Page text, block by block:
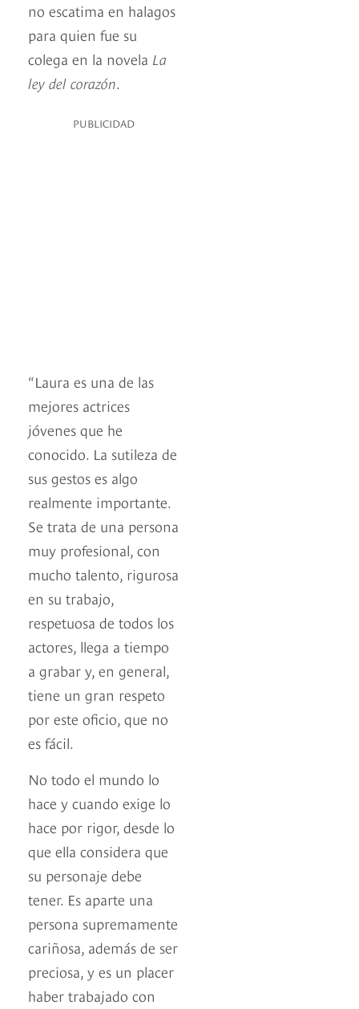
no escatima en halagos
para quien fue su
colega en la novela La
ley del corazón
PUBLICIDAD
“Laura es una de las
mejores actrices
jóvenes que he
conocido. La sutileza de
sus gestos es algo
realmente importante.
Se trata de una persona
muy profesional, con
mucho talento, rigurosa
en su trabajo,
respetuosa de todos los
actores, llega a tiempo
a grabar y, en general,
tiene un gran respeto
por este oficio, que no
es fácil.
No todo el mundo lo
hace y cuando exige lo
hace por rigor, desde lo
que ella considera que
su personaje debe
tener. Es aparte una
persona supremamente
cariñosa, además de ser
preciosa, y es un placer
haber trabajado con